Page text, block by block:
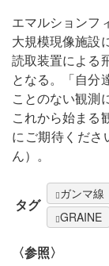
エマルションフ
大規模現像施設
読取装置による
となる。「自分
ことのない観測
これから始まる
にご期待くださ
ん）。
タグ
ガンマ線
GRAINE
〈参照〉